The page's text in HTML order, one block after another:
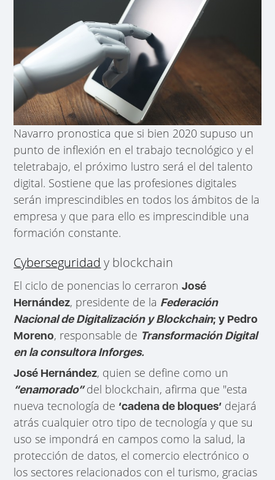
Navarro pronostica que si bien 2020 supuso un
punto de inflexión en el trabajo tecnológico y el
teletrabajo, el próximo lustro será el del talento
digital. Sostiene que las profesiones digitales
serán imprescindibles en todos los ámbitos de la
empresa y que para ello es imprescindible una
formación constante.
Cyberseguridad y blockchain
El ciclo de ponencias lo cerraronJosé
Hernández, presidente de la Federación
Nacional de Digitalización y Blockchain; y Pedro
Moreno, responsable de Transformación Digital
en la consultora Inforges.
José Hernández, quien se define como un
“enamorado”del blockchain, afirma que "esta
nueva tecnología de ‘cadena de bloques’ dejará
atrás cualquier otro tipo de tecnología y que su
uso se impondrá en campos como la salud, la
protección de datos, el comercio electrónico o
los sectores relacionados con el turismo, gracias